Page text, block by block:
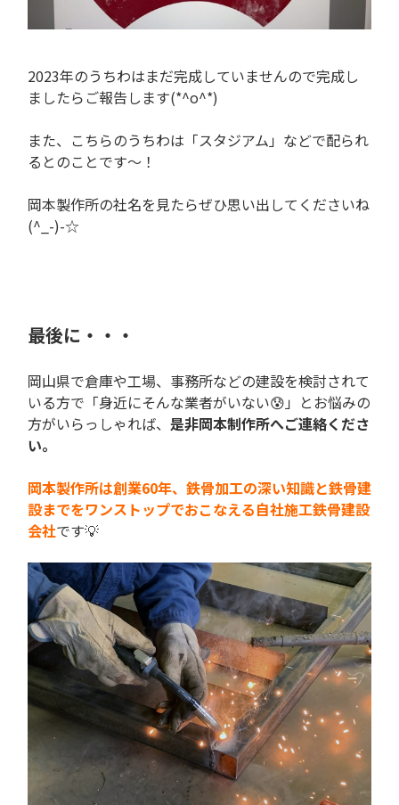
2023年のうちわはまだ完成していませんので完成し
ましたらご報告します(*^o^*)
また、こちらのうちわは「スタジアム」などで配られ
るとのことです〜！
岡本製作所の社名を見たらぜひ思い出してくださいね
(^_-)-☆
最後に・・・
岡山県で倉庫や工場、事務所などの建設を検討されて
いる方で「身近にそんな業者がいない😰」とお悩みの
方がいらっしゃれば、 是非岡本制作所へご連絡くださ
い。
岡本製作所は創業60年、鉄骨加工の深い知識と鉄骨建
設までをワンストップでおこなえる自社施工鉄骨建設
会社です💡